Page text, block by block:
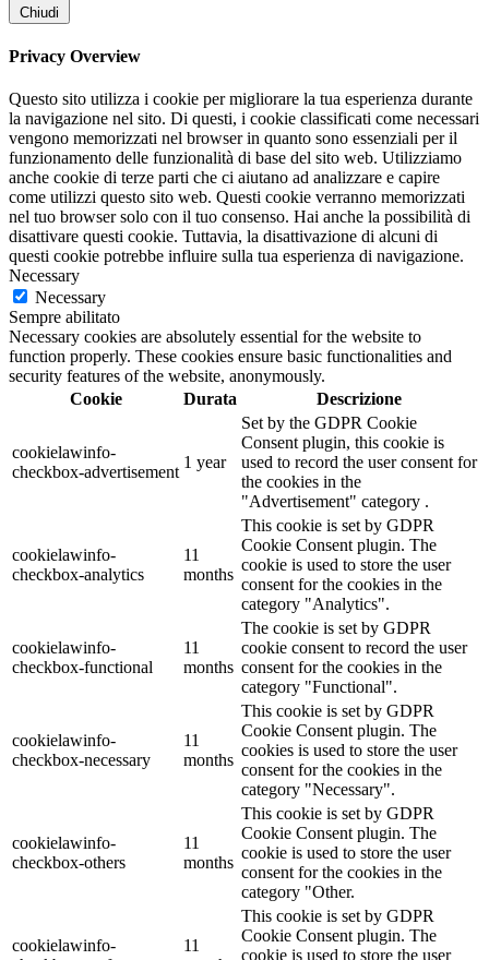
Chiudi
Privacy Overview
Questo sito utilizza i cookie per migliorare la tua esperienza durante
la navigazione nel sito. Di questi, i cookie classificati come necessari
vengono memorizzati nel browser in quanto sono essenziali per il
funzionamento delle funzionalità di base del sito web. Utilizziamo
anche cookie di terze parti che ci aiutano ad analizzare e capire
come utilizzi questo sito web. Questi cookie verranno memorizzati
nel tuo browser solo con il tuo consenso. Hai anche la possibilità di
disattivare questi cookie. Tuttavia, la disattivazione di alcuni di
questi cookie potrebbe influire sulla tua esperienza di navigazione.
Necessary
Necessary
Sempre abilitato
Necessary cookies are absolutely essential for the website to
function properly. These cookies ensure basic functionalities and
security features of the website, anonymously.
Cookie
Durata Descrizione
cookielawinfo-
checkbox-advertisement
1 year
Set by the GDPR Cookie
Consent plugin, this cookie is
used to record the user consent for
the cookies in the
"Advertisement" category .
cookielawinfo-
checkbox-analytics
11
months
This cookie is set by GDPR
Cookie Consent plugin. The
cookie is used to store the user
consent for the cookies in the
category "Analytics".
cookielawinfo-
checkbox-functional
11
months
The cookie is set by GDPR
cookie consent to record the user
consent for the cookies in the
category "Functional".
cookielawinfo-
checkbox-necessary
11
months
This cookie is set by GDPR
Cookie Consent plugin. The
cookies is used to store the user
consent for the cookies in the
category "Necessary".
cookielawinfo-
checkbox-others
11
months
This cookie is set by GDPR
Cookie Consent plugin. The
cookie is used to store the user
consent for the cookies in the
category "Other.
cookielawinfo-
11
This cookie is set by GDPR
Cookie Consent plugin. The
cookie is used to store the user